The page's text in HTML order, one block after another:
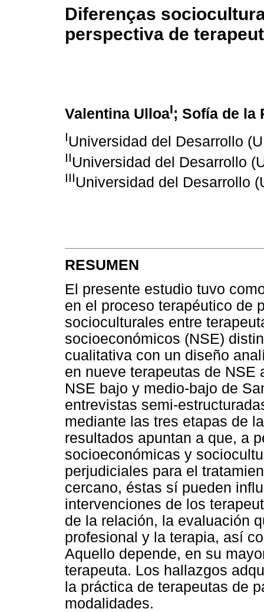
Diferenças
perspectiva de
Valentina UlloaI; Sofía de la
IUniversidad del Desarrollo
IIUniversidad del Desarrollo
IIIUniversidad del Desarrollo
RESUMEN
El presente estudio tuvo
en el proceso terapéutico de
socioculturales entre
socioeconómicos (NSE)
cualitativa con un diseño
en nueve terapeutas de
NSE bajo y medio-bajo de
entrevistas semi-
mediante las tres etapas de
resultados apuntan a que, a
socioeconómicas y
perjudiciales para el
cercano, éstas sí pueden
intervenciones de los
de la relación, la evaluación
profesional y la terapia, así
Aquello depende, en su
terapeuta. Los hallazgos
la práctica de terapeutas de
modalidades.